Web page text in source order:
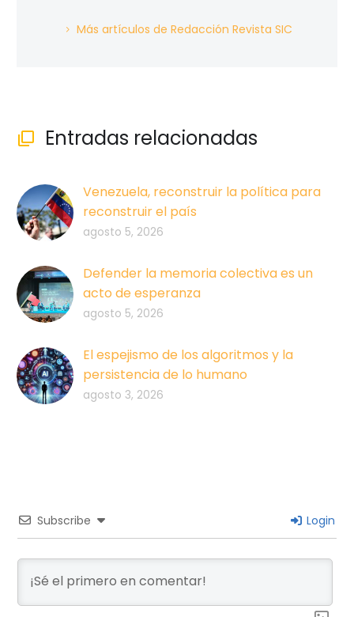
Más artículos de Redacción Revista SIC
 Entradas relacionadas
Venezuela, reconstruir la política para
reconstruir el país
agosto 5, 2026
Defender la memoria colectiva es un
acto de esperanza
agosto 5, 2026
El espejismo de los algoritmos y la
persistencia de lo humano
agosto 3, 2026
Subscribe Login